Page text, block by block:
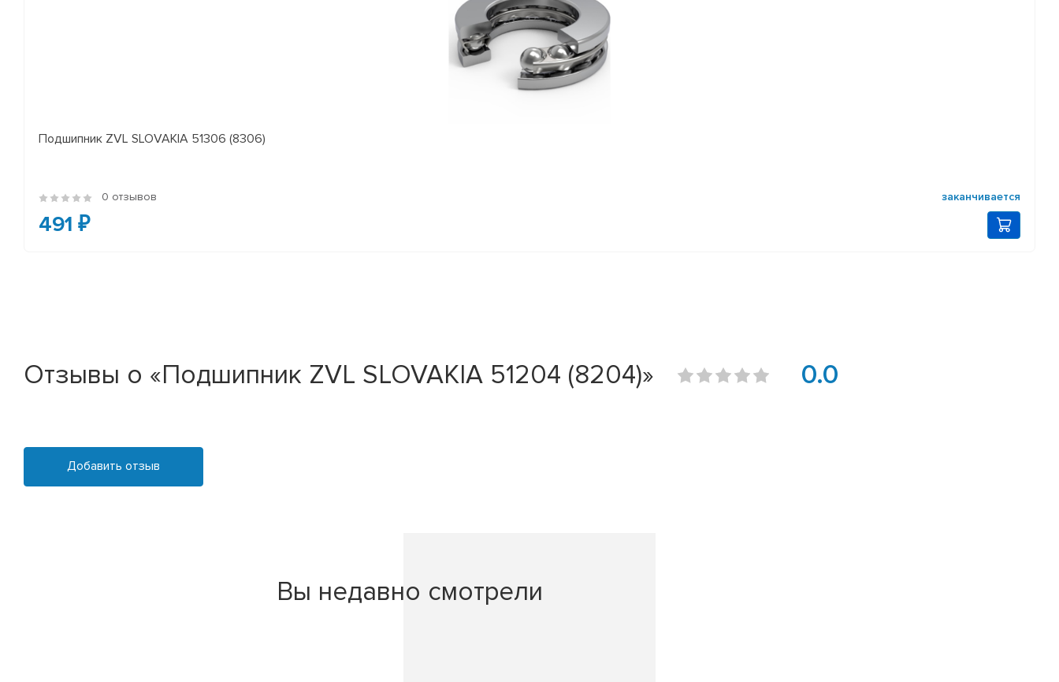
Подшипник ZVL SLOVAKIA 51306 (8306)
0 отзывов заканчивается
491 ₽
Отзывы о «Подшипник ZVL SLOVAKIA 51204 (8204)» 0.0
Добавить отзыв
Вы недавно смотрели